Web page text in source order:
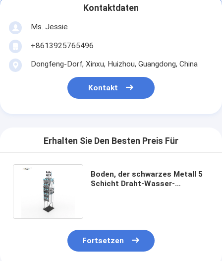
Kontaktdaten
Ms. Jessie
+8613925765496
Dongfeng-Dorf, Xinxu, Huizhou, Guangdong, China
Kontakt
Erhalten Sie Den Besten Preis Für
Boden, der schwarzes Metall 5
Schicht Draht-Wasser-
Fortsetzen